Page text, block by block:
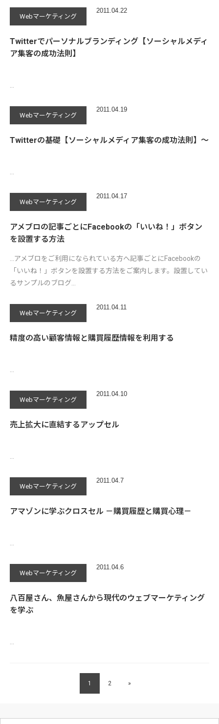
Webマーケティング
2011.04.22
Twitterでパーソナルブランディング【ソーシャルメディ
ア集客の成功法則】
Webマーケティング
2011.04.19
Twitterの基礎【ソーシャルメディア集客の成功法則】～
Webマーケティング
2011.04.17
アメブロの記事ごとにFacebookの「いいね！」ボタン
を設置する方法
...アメブロをご利用になられている方へ記事ごとにFacebookの
「いいね！」ボタンを設置する方法をご案内します。設置してい
るサンプルのブログ…
Webマーケティング
2011.04.11
精度の高い顧客情報と購買履歴情報を利用する
Webマーケティング
2011.04.10
売上拡大に直結するアップセル
Webマーケティング
2011.04.7
アマゾンに学ぶクロスセル －購買履歴と購買心理－
Webマーケティング
2011.04.6
八百屋さん、魚屋さんから現代のウェブマーケティング
を学ぶ
1 2 »